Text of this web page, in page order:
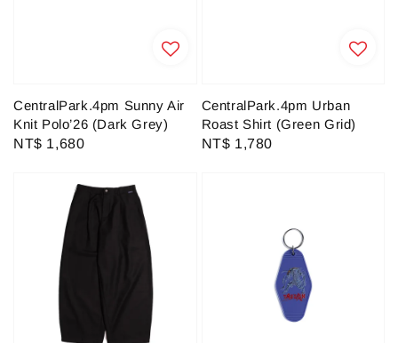
CentralPark.4pm Sunny Air
Knit Polo’26 (Dark Grey)
Regular
NT$ 1,680
CentralPark.4pm Urban
Roast Shirt (Green Grid)
Regular
NT$ 1,780